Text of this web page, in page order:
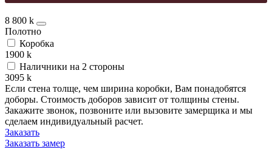
8 800 k
Полотно
Коробка
1900 k
Наличники на 2 стороны
3095 k
Если стена толще, чем ширина коробки, Вам понадобятся
доборы. Стоимость доборов зависит от толщины стены.
Закажите звонок, позвоните или вызовите замерщика и мы
сделаем индивидуальный расчет.
Заказать
Заказать замер